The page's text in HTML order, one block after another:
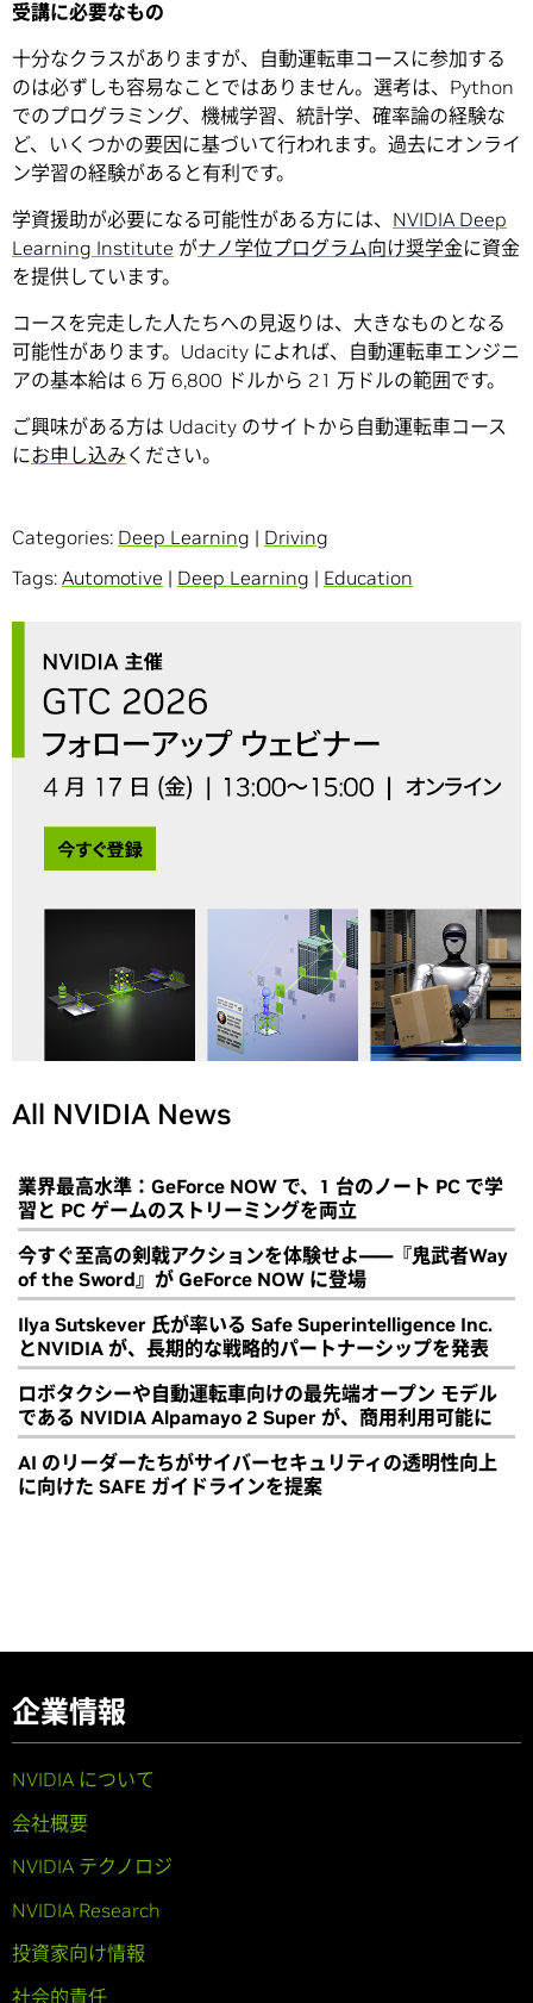
受講に必要なもの
十分なクラスがありますが、自動運転車コースに参加する
のは必ずしも容易なことではありません。選考は、Python
でのプログラミング、機械学習、統計学、確率論の経験な
ど、いくつかの要因に基づいて行われます。過去にオンライ
ン学習の経験があると有利です。
学資援助が必要になる可能性がある方には、 NVIDIA Deep
Learning Institute がナノ学位プログラム向け奨学金に資金
を提供しています。
コースを完走した人たちへの見返りは、大きなものとなる
可能性があります。Udacity によれば、自動運転車エンジニ
アの基本給は 6 万 6,800 ドルから 21 万ドルの範囲です。
ご興味がある方は Udacity のサイトから自動運転車コース
にお申し込み ください。
Categories: Deep Learning | Driving
Tags: Automotive | Deep Learning | Education
All NVIDIA News
業界最高水準：GeForce NOW で、1 台のノート PC で学
習と PC ゲームのストリーミングを両立
今すぐ至高の剣戟アクションを体験せよ――『鬼武者Way
of the Sword』が GeForce NOW に登場
Ilya Sutskever 氏が率いる Safe Superintelligence Inc.
とNVIDIA が、長期的な戦略的パートナーシップを発表
ロボタクシーや自動運転車向けの最先端オープン モデル
である NVIDIA Alpamayo 2 Super が、商用利用可能に
AI のリーダーたちがサイバーセキュリティの透明性向上
に向けた SAFE ガイドラインを提案
企業情報
NVIDIA について
会社概要
NVIDIA テクノロジ
NVIDIA Research
投資家向け情報
社会的責任